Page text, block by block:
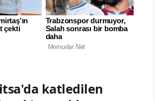
katledilen